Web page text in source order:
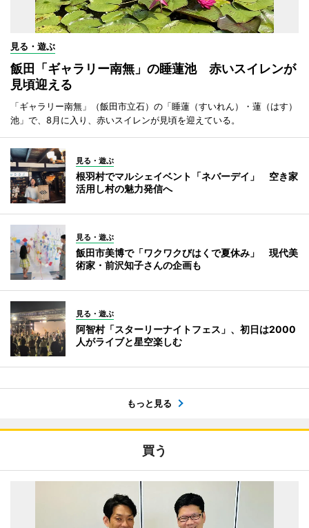
見る・遊ぶ
飯田「ギャラリー南無」の睡蓮池 赤いスイレンが
見頃迎える
「ギャラリー南無」（飯田市立石）の「睡蓮（すいれん）・蓮（はす）
池」で、8月に入り、赤いスイレンが見頃を迎えている。
見る・遊ぶ
根羽村でマルシェイベント「ネバーデイ」 空き家
活用し村の魅力発信へ
見る・遊ぶ
飯田市美博で「ワクワクびはくで夏休み」 現代美
術家・前沢知子さんの企画も
見る・遊ぶ
阿智村「スターリーナイトフェス」、初日は2000
人がライブと星空楽しむ
もっと見る
買う